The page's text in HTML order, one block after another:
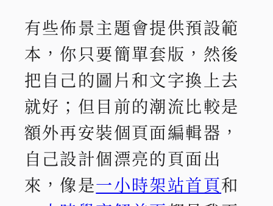
有些佈景主題會提供預設範
本，你只要簡單套版，然後
把自己的圖片和文字換上去
就好；但目前的潮流比較是
額外再安裝個頁面編輯器，
自己設計個漂亮的頁面出
來，像是一小時架站首頁和